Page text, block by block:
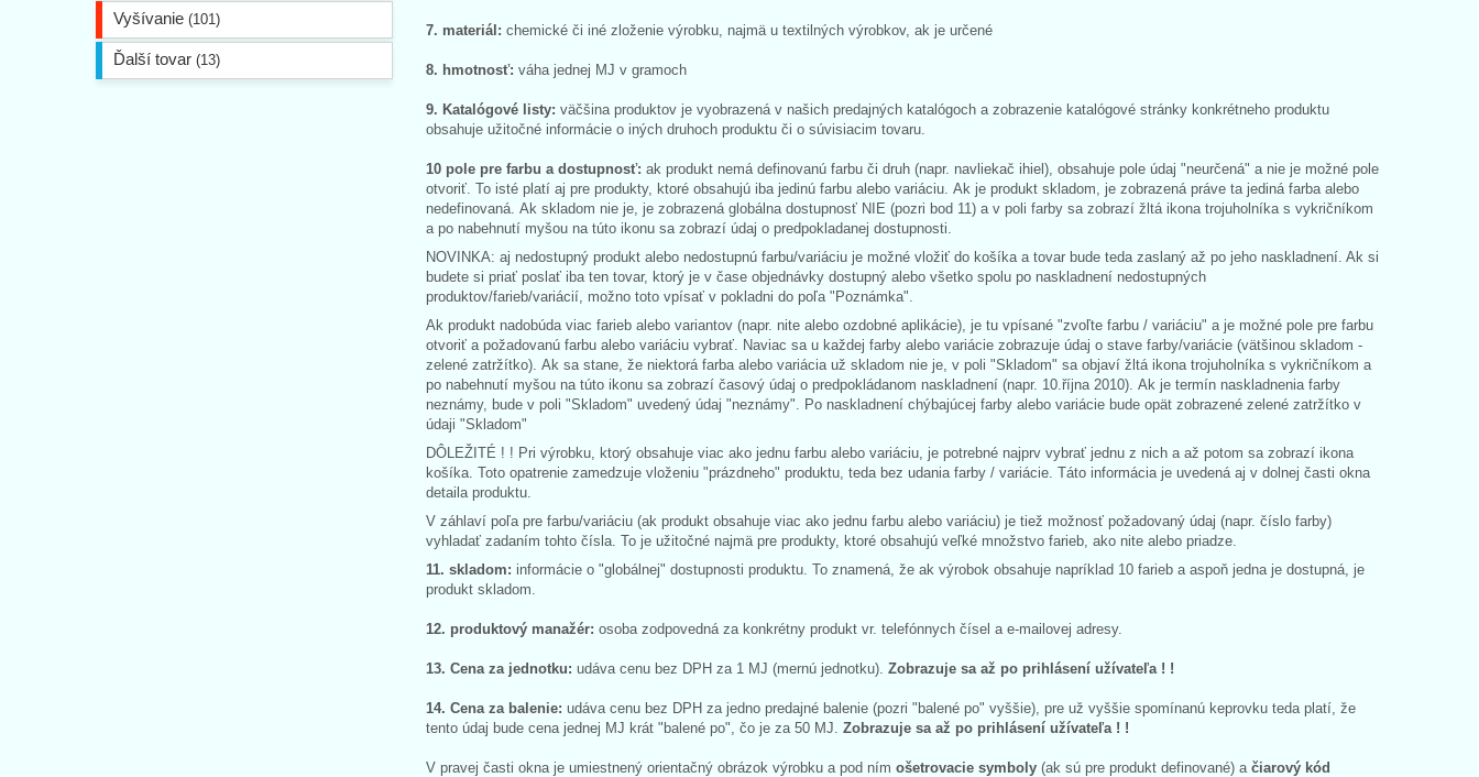
Vyšívanie (101)
Ďalší tovar (13)
7. materiál: chemické či iné zloženie výrobku, najmä u textilných výrobkov, ak je určené
8. hmotnosť: váha jednej MJ v gramoch
9. Katalógové listy: väčšina produktov je vyobrazená v našich predajných katalógoch a zobrazenie katalógové stránky konkrétneho produktu
obsahuje užitočné informácie o iných druhoch produktu či o súvisiacim tovaru.
10 pole pre farbu a dostupnosť: ak produkt nemá definovanú farbu či druh (napr. navliekač ihiel), obsahuje pole údaj "neurčená" a nie je možné pole
otvoriť. To isté platí aj pre produkty, ktoré obsahujú iba jedinú farbu alebo variáciu. Ak je produkt skladom, je zobrazená práve ta jediná farba alebo
nedefinovaná. Ak skladom nie je, je zobrazená globálna dostupnosť NIE (pozri bod 11) a v poli farby sa zobrazí žltá ikona trojuholníka s vykričníkom
a po nabehnutí myšou na túto ikonu sa zobrazí údaj o predpokladanej dostupnosti.
NOVINKA: aj nedostupný produkt alebo nedostupnú farbu/variáciu je možné vložiť do košíka a tovar bude teda zaslaný až po jeho naskladnení. Ak si
budete si priať poslať iba ten tovar, ktorý je v čase objednávky dostupný alebo všetko spolu po naskladnení nedostupných
produktov/farieb/variácií, možno toto vpísať v pokladni do poľa "Poznámka".
Ak produkt nadobúda viac farieb alebo variantov (napr. nite alebo ozdobné aplikácie), je tu vpísané "zvoľte farbu / variáciu" a je možné pole pre farbu
otvoriť a požadovanú farbu alebo variáciu vybrať. Naviac sa u každej farby alebo variácie zobrazuje údaj o stave farby/variácie (vätšinou skladom -
zelené zatržítko). Ak sa stane, že niektorá farba alebo variácia už skladom nie je, v poli "Skladom" sa objaví žltá ikona trojuholníka s vykričníkom a
po nabehnutí myšou na túto ikonu sa zobrazí časový údaj o predpokládanom naskladnení (napr. 10.října 2010). Ak je termín naskladnenia farby
neznámy, bude v poli "Skladom" uvedený údaj "neznámy". Po naskladnení chýbajúcej farby alebo variácie bude opät zobrazené zelené zatržítko v
údaji "Skladom"
DÔLEŽITÉ ! ! Pri výrobku, ktorý obsahuje viac ako jednu farbu alebo variáciu, je potrebné najprv vybrať jednu z nich a až potom sa zobrazí ikona
košíka. Toto opatrenie zamedzuje vloženiu "prázdneho" produktu, teda bez udania farby / variácie. Táto informácia je uvedená aj v dolnej časti okna
detaila produktu.
V záhlaví poľa pre farbu/variáciu (ak produkt obsahuje viac ako jednu farbu alebo variáciu) je tiež možnosť požadovaný údaj (napr. číslo farby)
vyhladať zadaním tohto čísla. To je užitočné najmä pre produkty, ktoré obsahujú veľké množstvo farieb, ako nite alebo priadze.
11. skladom: informácie o "globálnej" dostupnosti produktu. To znamená, že ak výrobok obsahuje napríklad 10 farieb a aspoň jedna je dostupná, je
produkt skladom.
12. produktový manažér: osoba zodpovedná za konkrétny produkt vr. telefónnych čísel a e-mailovej adresy.
13. Cena za jednotku: udáva cenu bez DPH za 1 MJ (mernú jednotku). Zobrazuje sa až po prihlásení užívateľa ! !
14. Cena za balenie: udáva cenu bez DPH za jedno predajné balenie (pozri "balené po" vyššie), pre už vyššie spomínanú keprovku teda platí, že
tento údaj bude cena jednej MJ krát "balené po", čo je za 50 MJ. Zobrazuje sa až po prihlásení užívateľa ! !
V pravej časti okna je umiestnený orientačný obrázok výrobku a pod ním ošetrovacie symboly (ak sú pre produkt definované) a čiarový kód